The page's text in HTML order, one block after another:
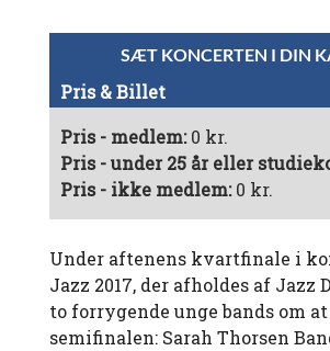
SÆT KONCERTEN I DIN
Pris & Billet
Pris - medlem:0 kr.
Pris - under 25 år eller
Pris - ikke medlem:0 kr.
Under aftenens kvartfinale i
Jazz 2017, der afholdes af Jazz
to forrygende unge bands om
semifinalen: Sarah Thorsen